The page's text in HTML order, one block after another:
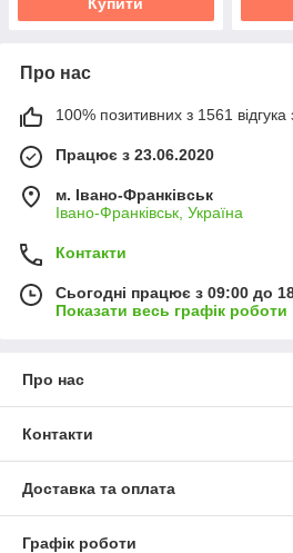
Купити
Про нас
100% позитивних з 1561 відгука
Працює з 23.06.2020
м. Івано-Франківськ
Івано-Франківськ, Україна
Контакти
Сьогодні працює з 09:00 до
Показати весь графік роботи
Про нас
Контакти
Доставка та оплата
Графік роботи